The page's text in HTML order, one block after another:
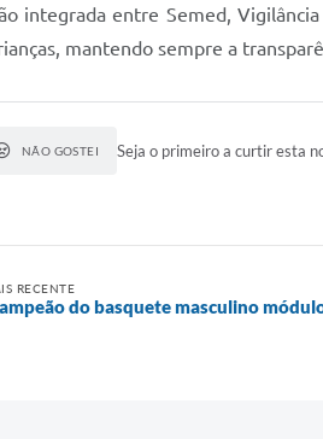
integrada entre Semed,
mantendo sempre a
NÃO GOSTEI Seja o primeiro a curtir esta
RECENTE
do basquete masculino